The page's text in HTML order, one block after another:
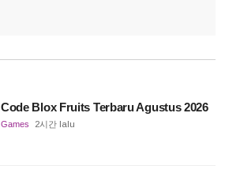
Code Blox Fruits Terbaru Agustus 2026
Games 2시간 lalu